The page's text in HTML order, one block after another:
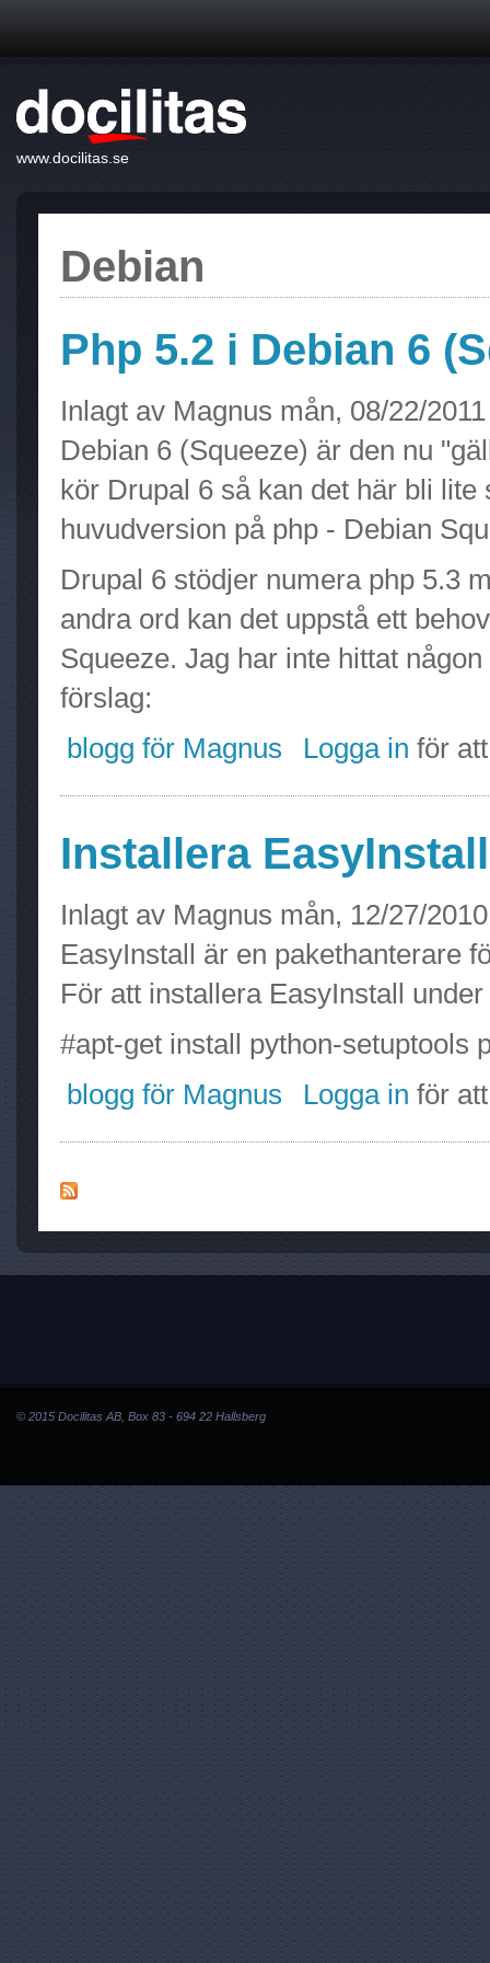
www.docilitas.se
Debian
Php 5.2 i Debian 6
Inlagt av Magnus mån, 08/22/
Debian 6 (Squeeze) är den nu
kör Drupal 6 så kan det här bli
huvudversion på php - Debian
Drupal 6 stödjer numera php 5.3
andra ord kan det uppstå ett
Squeeze. Jag har inte hittat
förslag:
blogg för Magnus
Logga in för
Installera
Inlagt av Magnus mån, 12/27/
EasyInstall är en pakethanterare
För att installera EasyInstall
#apt-get install python-setuptools
blogg för Magnus
Logga in för
© 2015 Docilitas AB, Box 83 - 694 22 Hallsberg